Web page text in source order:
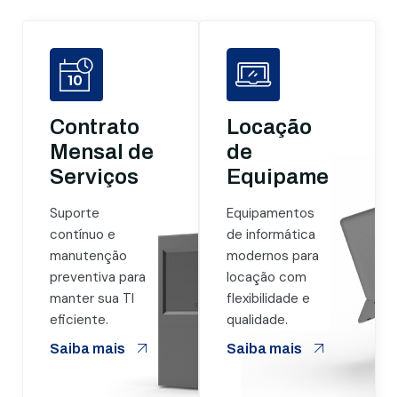
Contrato
Mensal de
Serviços
Suporte
contínuo e
manutenção
preventiva para
manter sua TI
eficiente.
Saiba mais
Locação
de
Equipamentos
Equipamentos
de informática
modernos para
locação com
flexibilidade e
qualidade.
Saiba mais